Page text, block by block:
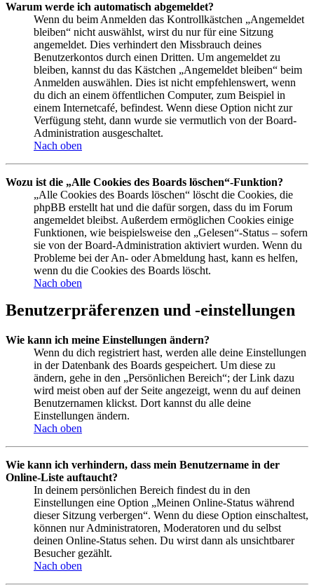
Warum werde ich automatisch abgemeldet?
Wenn du beim Anmelden das Kontrollkästchen „Angemeldet
bleiben“ nicht auswählst, wirst du nur für eine Sitzung
angemeldet. Dies verhindert den Missbrauch deines
Benutzerkontos durch einen Dritten. Um angemeldet zu
bleiben, kannst du das Kästchen „Angemeldet bleiben“ beim
Anmelden auswählen. Dies ist nicht empfehlenswert, wenn
du dich an einem öffentlichen Computer, zum Beispiel in
einem Internetcafé, befindest. Wenn diese Option nicht zur
Verfügung steht, dann wurde sie vermutlich von der Board-
Administration ausgeschaltet.
Nach oben
Wozu ist die „Alle Cookies des Boards löschen“-Funktion?
„Alle Cookies des Boards löschen“ löscht die Cookies, die
phpBB erstellt hat und die dafür sorgen, dass du im Forum
angemeldet bleibst. Außerdem ermöglichen Cookies einige
Funktionen, wie beispielsweise den „Gelesen“-Status – sofern
sie von der Board-Administration aktiviert wurden. Wenn du
Probleme bei der An- oder Abmeldung hast, kann es helfen,
wenn du die Cookies des Boards löscht.
Nach oben
Benutzerpräferenzen und -einstellungen
Wie kann ich meine Einstellungen ändern?
Wenn du dich registriert hast, werden alle deine Einstellungen
in der Datenbank des Boards gespeichert. Um diese zu
ändern, gehe in den „Persönlichen Bereich“; der Link dazu
wird meist oben auf der Seite angezeigt, wenn du auf deinen
Benutzernamen klickst. Dort kannst du alle deine
Einstellungen ändern.
Nach oben
Wie kann ich verhindern, dass mein Benutzername in der
Online-Liste auftaucht?
In deinem persönlichen Bereich findest du in den
Einstellungen eine Option „Meinen Online-Status während
dieser Sitzung verbergen“. Wenn du diese Option einschaltest,
können nur Administratoren, Moderatoren und du selbst
deinen Online-Status sehen. Du wirst dann als unsichtbarer
Besucher gezählt.
Nach oben